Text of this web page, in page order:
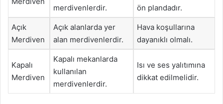
merdivenlerdir.
ön plandadır.
Açık
Merdiven
Açık alanlarda yer
alan merdivenlerdir.
Hava koşullarına
dayanıklı olmalı.
Kapalı
Merdiven
Kapalı mekanlarda
kullanılan
merdivenlerdir.
Isı ve ses yalıtımına
dikkat edilmelidir.